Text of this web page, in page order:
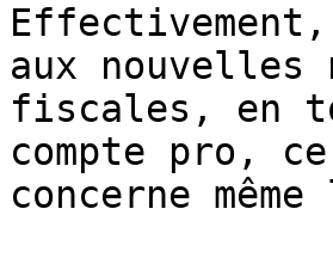
aux nouvelles
fiscales, en
compte pro,
concerne